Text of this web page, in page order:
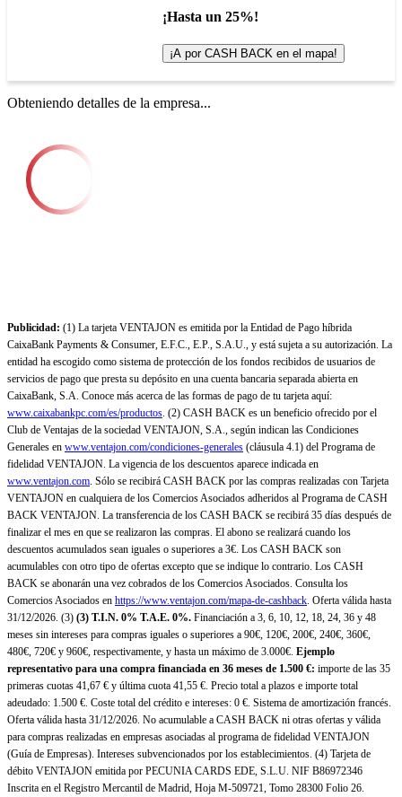
¡Hasta un 25%!
¡A por CASH BACK en el mapa!
Obteniendo detalles de la empresa...
Publicidad: (1) La tarjeta VENTAJON es emitida por la Entidad de Pago híbrida
CaixaBank Payments & Consumer, E.F.C., E.P., S.A.U., y está sujeta a su autorización. La
entidad ha escogido como sistema de protección de los fondos recibidos de usuarios de
servicios de pago que presta su depósito en una cuenta bancaria separada abierta en
CaixaBank, S.A. Conoce más acerca de las formas de pago de tu tarjeta aquí:
www.caixabankpc.com/es/productos. (2) CASH BACK es un beneficio ofrecido por el
Club de Ventajas de la sociedad VENTAJON, S.A., según indican las Condiciones
Generales en www.ventajon.com/condiciones-generales (cláusula 4.1) del Programa de
fidelidad VENTAJON. La vigencia de los descuentos aparece indicada en
www.ventajon.com. Sólo se recibirá CASH BACK por las compras realizadas con Tarjeta
VENTAJON en cualquiera de los Comercios Asociados adheridos al Programa de CASH
BACK VENTAJON. La transferencia de los CASH BACK se recibirá 35 días después de
finalizar el mes en que se realizaron las compras. El abono se realizará cuando los
descuentos acumulados sean iguales o superiores a 3€. Los CASH BACK son
acumulables con otro tipo de ofertas excepto que se indique lo contrario. Los CASH
BACK se abonarán una vez cobrados de los Comercios Asociados. Consulta los
Comercios Asociados en https://www.ventajon.com/mapa-de-cashback. Oferta válida hasta
31/12/2026. (3) (3) T.I.N. 0% T.A.E. 0%. Financiación a 3, 6, 10, 12, 18, 24, 36 y 48
meses sin intereses para compras iguales o superiores a 90€, 120€, 200€, 240€, 360€,
480€, 720€ y 960€, respectivamente, y hasta un máximo de 3.000€. Ejemplo
representativo para una compra financiada en 36 meses de 1.500 €: importe de las 35
primeras cuotas 41,67 € y última cuota 41,55 €. Precio total a plazos e importe total
adeudado: 1.500 €. Coste total del crédito e intereses: 0 €. Sistema de amortización francés.
Oferta válida hasta 31/12/2026. No acumulable a CASH BACK ni otras ofertas y válida
para compras realizadas en empresas asociadas al programa de fidelidad VENTAJON
(Guía de Empresas). Intereses subvencionados por los establecimientos. (4) Tarjeta de
débito VENTAJON emitida por PECUNIA CARDS EDE, S.L.U. NIF B86972346
Inscrita en el Registro Mercantil de Madrid, Hoja M-509721, Tomo 28300 Folio 26.